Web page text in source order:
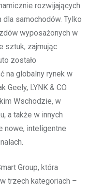
rozwijających
samochodów. Tylko
wyposażonych w
sztuk, zajmując
zostało
na globalny rynek w
Geely, LYNK & CO.
Wschodzie, w
a także w innych
nowe, inteligentne
Group, która
trzech kategoriach –